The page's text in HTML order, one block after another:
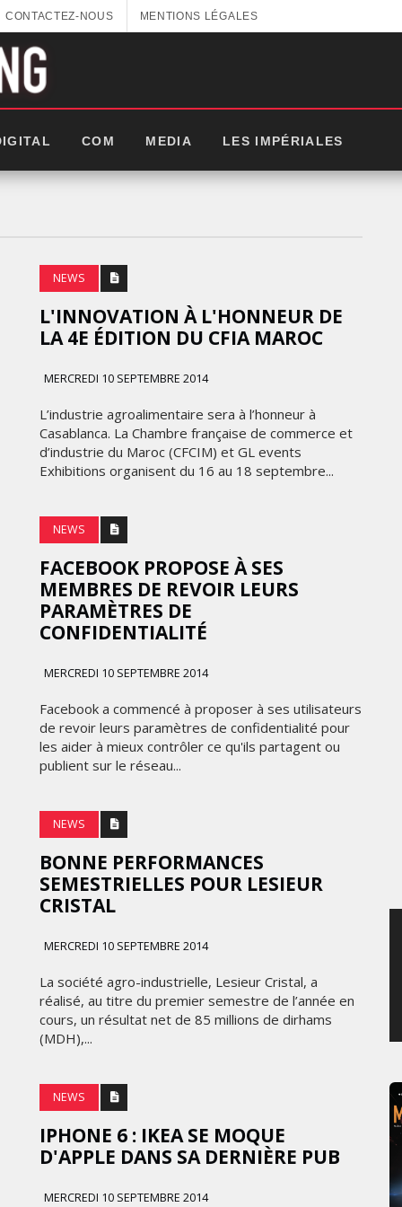
CONTACTEZ-NOUS MENTIONS LÉGALES
COM MEDIA LES IMPÉRIALES
NEWS
L'INNOVATION À L'HONNEUR DE
LA 4E ÉDITION DU CFIA MAROC
MERCREDI 10 SEPTEMBRE 2014
L’industrie agroalimentaire sera à l’honneur à
Casablanca. La Chambre française de commerce et
d’industrie du Maroc (CFCIM) et GL events
Exhibitions organisent du 16 au 18 septembre...
NEWS
FACEBOOK PROPOSE À SES
MEMBRES DE REVOIR LEURS
PARAMÈTRES DE
CONFIDENTIALITÉ
MERCREDI 10 SEPTEMBRE 2014
Facebook a commencé à proposer à ses utilisateurs
de revoir leurs paramètres de confidentialité pour
les aider à mieux contrôler ce qu'ils partagent ou
publient sur le réseau...
NEWS
BONNE PERFORMANCES
SEMESTRIELLES POUR LESIEUR
CRISTAL
MERCREDI 10 SEPTEMBRE 2014
La société agro-industrielle, Lesieur Cristal, a
réalisé, au titre du premier semestre de l’année en
cours, un résultat net de 85 millions de dirhams
(MDH),...
NEWS
IPHONE 6 : IKEA SE MOQUE
D'APPLE DANS SA DERNIÈRE PUB
MERCREDI 10 SEPTEMBRE 2014
GITEX AFRICA : LES NOUVELLES
FRONTIÈRES DE
L’INNOVATION AFRICAINE
LUNDI 6 AVRIL 2026
WEDGEWOOD WEDDINGS MISE
SUR UNE CAMPAGNE
NATIONALE POUR
RÉINVENTER L’EXPÉRIENCE DU